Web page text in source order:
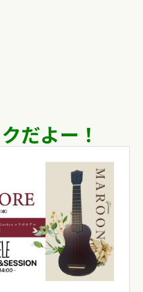
だよー！